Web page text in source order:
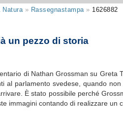
Natura» Rassegnastampa» 1626882
un pezzo di storia
di Nathan Grossman su
al parlamento svedese, quando
È stato possibile perché
immagini contando di realizzare